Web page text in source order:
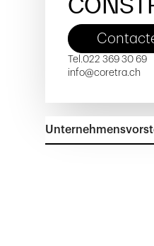
Tel.022 369 30 69
info@coretra.ch